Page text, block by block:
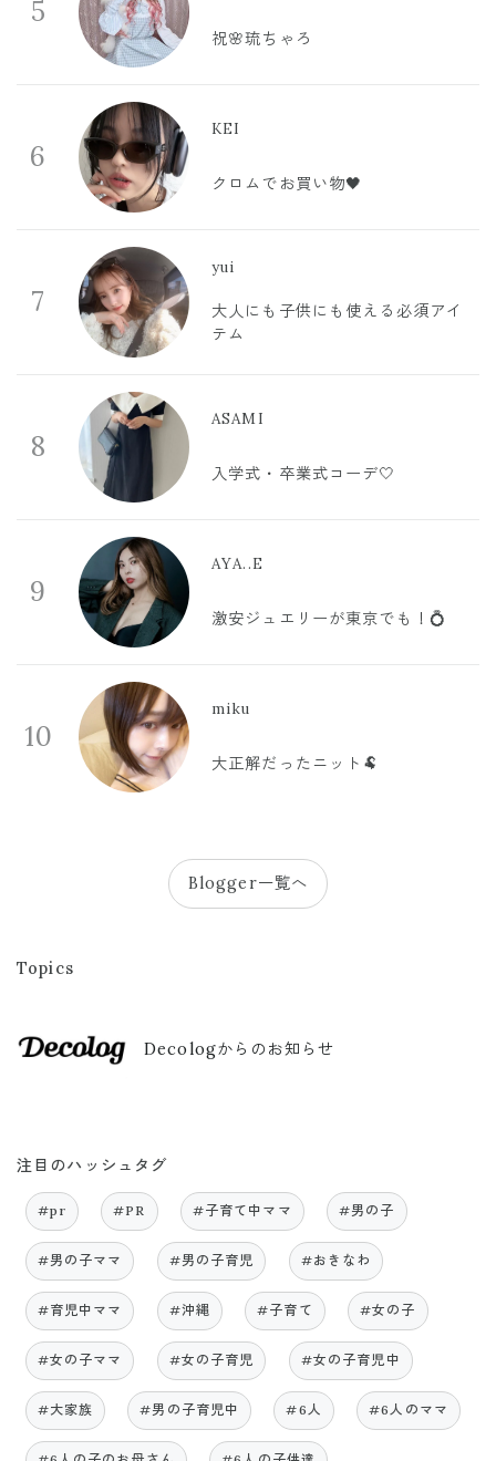
5
祝🌸琉ちゃろ
6
KEI
クロムでお買い物🖤
7
yui
大人にも子供にも使える必須アイ
テム
8
ASAMI
入学式・卒業式コーデ🤍
9
AYA..E
激安ジュエリーが東京でも！💍
10
miku
大正解だったニット🐏
Blogger一覧へ
Topics
Decologからのお知らせ
注目のハッシュタグ
#pr #PR #子育て中ママ #男の子
#男の子ママ #男の子育児 #おきなわ
#育児中ママ #沖縄 #子育て #女の子
#女の子ママ #女の子育児 #女の子育児中
#大家族 #男の子育児中 #6人 #6人のママ